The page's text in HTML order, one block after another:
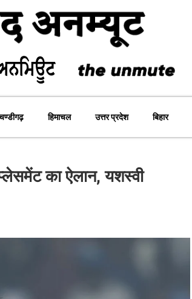
हिमाचल उत्तर प्रदेश बिहार
का ऐलान, यशस्वी